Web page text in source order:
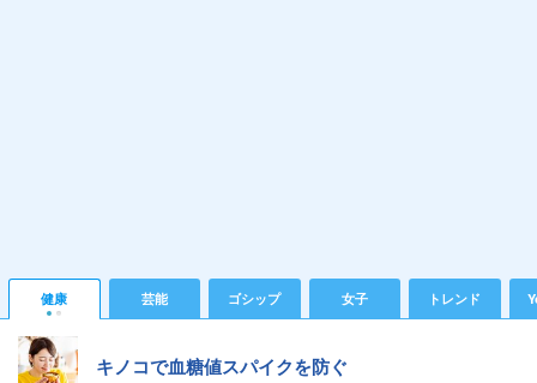
健康 芸能 ゴシップ 女子 トレンド
キノコで血糖値スパイクを防ぐ